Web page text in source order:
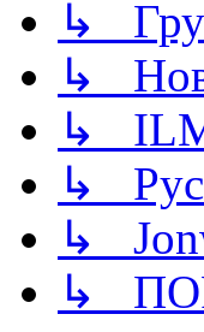
↳
↳
↳
↳
↳
↳